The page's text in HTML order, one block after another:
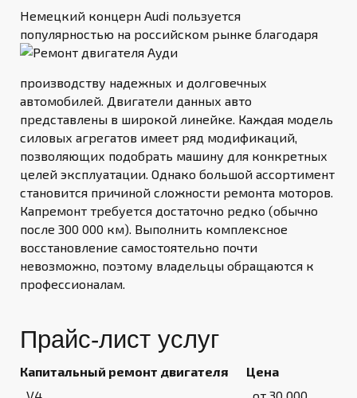
Немецкий концерн Audi пользуется
популярностью на российском рынке благодаря
производству надежных и долговечных
автомобилей. Двигатели данных авто
представлены в широкой линейке. Каждая модель
силовых агрегатов имеет ряд модификаций,
позволяющих подобрать машину для конкретных
целей эксплуатации. Однако большой ассортимент
становится причиной сложности ремонта моторов.
Капремонт требуется достаточно редко (обычно
после 300 000 км). Выполнить комплексное
восстановление самостоятельно почти
невозможно, поэтому владельцы обращаются к
профессионалам.
Прайс-лист услуг
Капитальный ремонт двигателя
Цена